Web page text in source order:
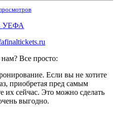
УЕФА
Все просто:
Если вы не хотите
приобретая пред самым
их сейчас. Это можно сделать
выгодно.